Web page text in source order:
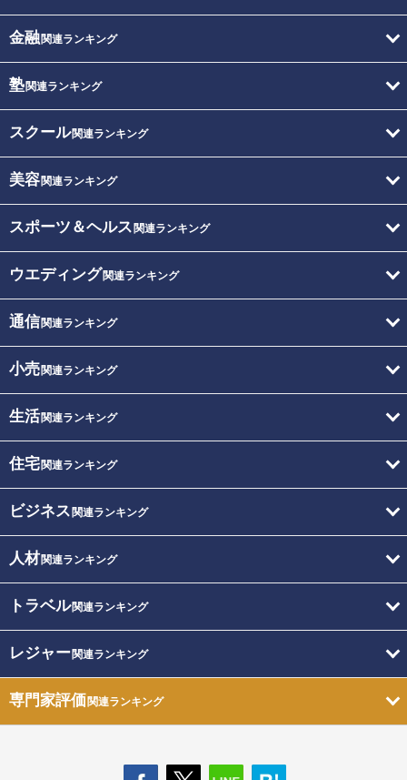
金融関連ランキング
塾関連ランキング
スクール関連ランキング
美容関連ランキング
スポーツ＆ヘルス 関連ランキング
ウエディング関連ランキング
通信関連ランキング
小売関連ランキング
生活関連ランキング
住宅関連ランキング
ビジネス 関連ランキング
人材関連ランキング
トラベル関連ランキング
レジャー関連ランキング
専門家評価関連ランキング